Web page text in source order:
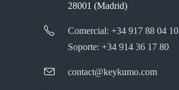
28001 (Madrid)
Comercial: +34 917 88 04 10
Soporte: +34 914 36 17 80
contact@keykumo.com